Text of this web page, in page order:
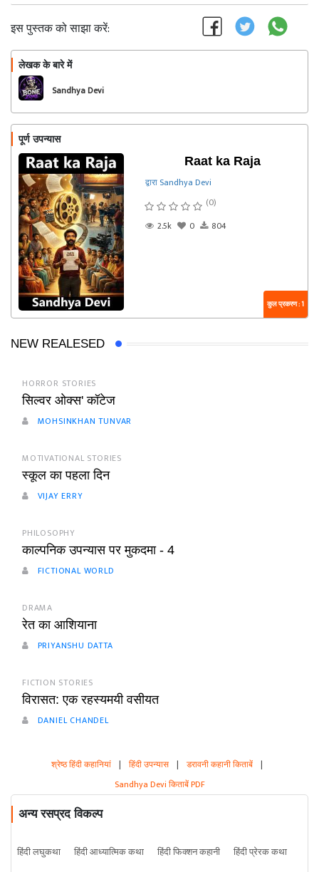
इस पुस्तक को साझा करें:
लेखक के बारे में
Sandhya Devi
पूर्ण उपन्यास
Raat ka Raja
द्वारा Sandhya Devi
(0)
2.5k
0 804
कुल प्रकरण : 1
NEW REALESED
HORROR STORIES
सिल्वर ओक्स' कॉटेज
MOHSINKHAN TUNVAR
MOTIVATIONAL STORIES
स्कूल का पहला दिन
VIJAY ERRY
PHILOSOPHY
काल्पनिक उपन्यास पर मुकदमा - 4
FICTIONAL WORLD
DRAMA
रेत का आशियाना
PRIYANSHU DATTA
FICTION STORIES
विरासत: एक रहस्यमयी वसीयत
DANIEL CHANDEL
श्रेष्ठ हिंदी कहानियां | हिंदी उपन्यास | डरावनी कहानी किताबें |
Sandhya Devi किताबें PDF
अन्य रसप्रद विकल्प
हिंदी लघुकथा हिंदी आध्यात्मिक कथा हिंदी फिक्शन कहानी
हिंदी प्रेरक कथा